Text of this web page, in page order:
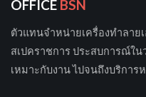
OFFICE BSN
ตัวแทนจำหน่ายเครื่องทำลาย
สเปคราชการ ประสบการณ์ใน
เหมาะกับงาน ไปจนถึงบริการ